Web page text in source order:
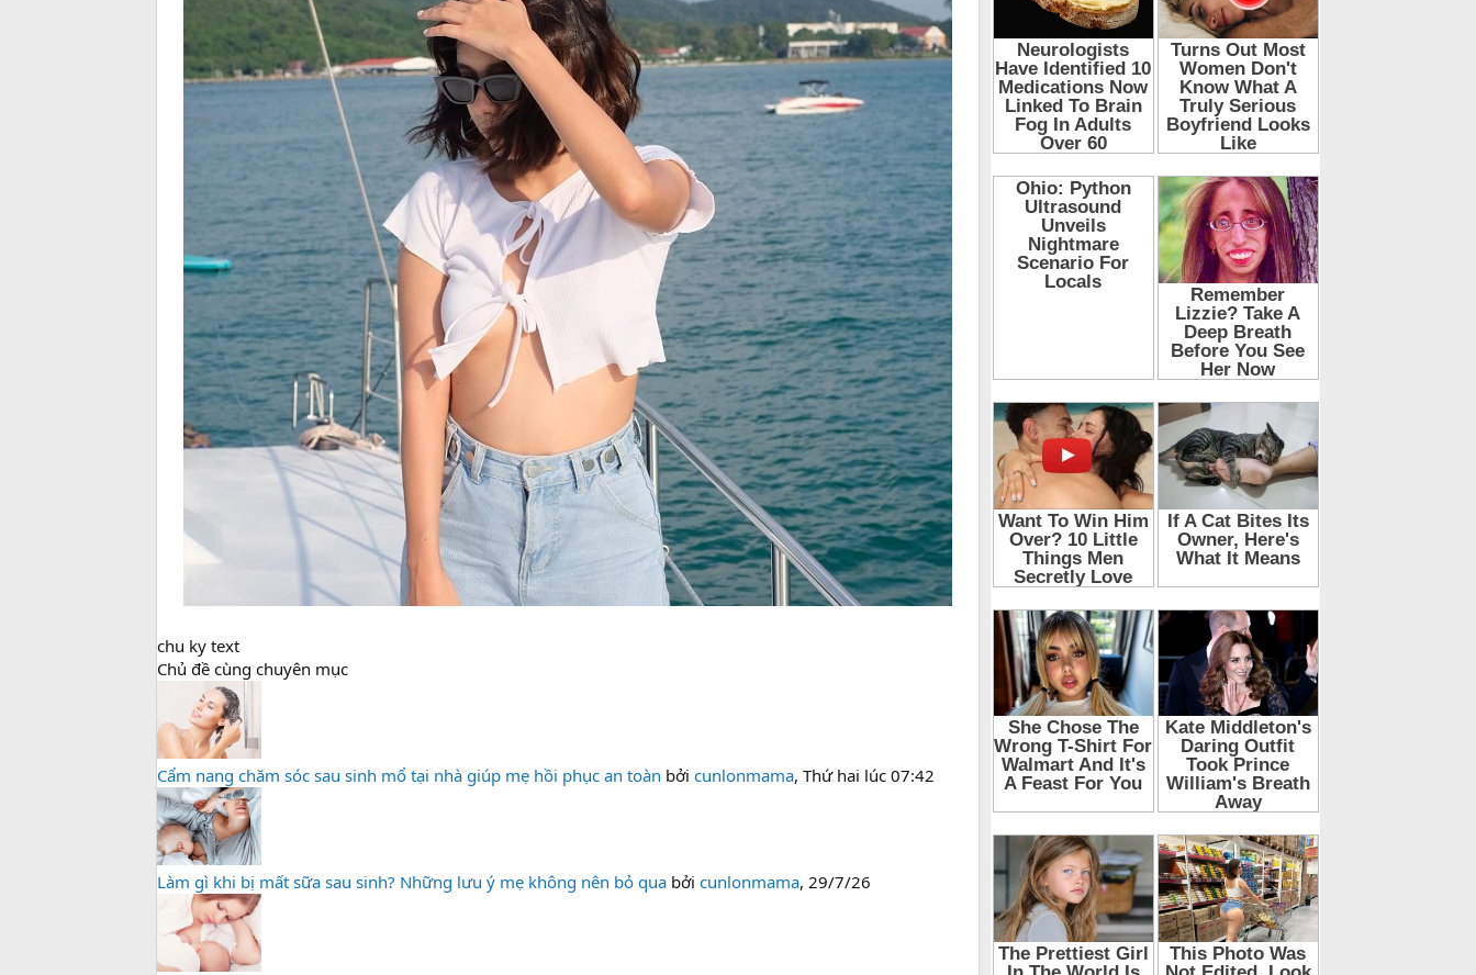
chu ky text
Chủ đề cùng chuyên mục
Cẩm nang chăm sóc sau sinh mổ tại nhà giúp mẹ hồi phục an toàn bởi cunlonmama, Thứ hai lúc 07:42
Làm gì khi bị mất sữa sau sinh? Những lưu ý mẹ không nên bỏ qua bởi cunlonmama, 29/7/26